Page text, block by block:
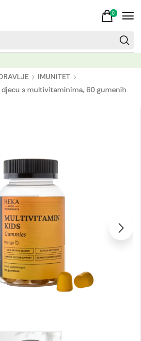
0
IMUNITET
s multivitaminima, 60 gumenih